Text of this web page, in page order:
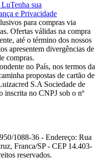
LuTenha sua
e Privacidade
para compras via
Ofertas válidas na compra
até o término dos nossos
apresentem divergências de
compras.
no País, nos termos da
propostas de cartão de
S.A Sociedade de
inscrita no CNPJ sob o nº
1088-36 - Endereço: Rua
Franca/SP - CEP 14.403-
reservados.